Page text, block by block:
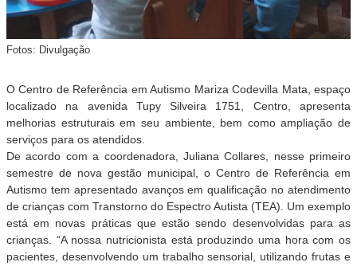
Fotos: Divulgação
O Centro de Referência em Autismo Mariza Codevilla Mata, espaço
localizado na avenida Tupy Silveira 1751, Centro, apresenta
melhorias estruturais em seu ambiente, bem como ampliação de
serviços para os atendidos.
De acordo com a coordenadora, Juliana Collares, nesse primeiro
semestre de nova gestão municipal, o Centro de Referência em
Autismo tem apresentado avanços em qualificação no atendimento
de crianças com Transtorno do Espectro Autista (TEA). Um exemplo
está em novas práticas que estão sendo desenvolvidas para as
crianças. “A nossa nutricionista está produzindo uma hora com os
pacientes, desenvolvendo um trabalho sensorial, utilizando frutas e